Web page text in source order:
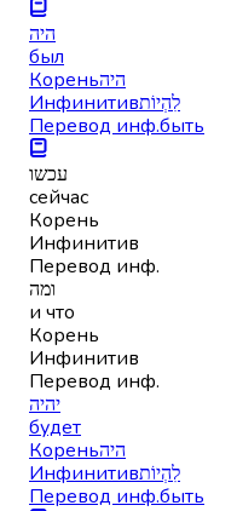
היה
был
Кореньהיה
Инфинитивלִהְיוֹת
Перевод инф.быть
עכשו
сейчас
Корень
Инфинитив
Перевод инф.
ומה
и что
Корень
Инфинитив
Перевод инф.
יהיה
будет
Кореньהיה
Инфинитивלִהְיוֹת
Перевод инф.быть